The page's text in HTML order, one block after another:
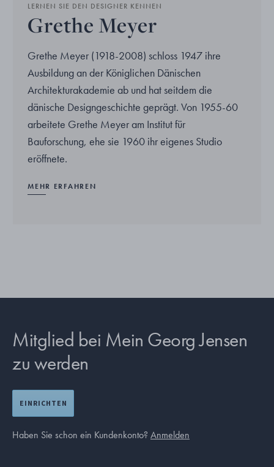
LERNEN SIE DEN DESIGNER KENNEN
Grethe Meyer
Grethe Meyer (1918-2008) schloss 1947 ihre
Ausbildung an der Königlichen Dänischen
Architekturakademie ab und hat seitdem die
dänische Designgeschichte geprägt. Von 1955-60
arbeitete Grethe Meyer am Institut für
Bauforschung, ehe sie 1960 ihr eigenes Studio
eröffnete.
MEHR ERFAHREN
Mitglied bei Mein Georg Jensen
zu werden
EINRICHTEN
Haben Sie schon ein Kundenkonto? Anmelden